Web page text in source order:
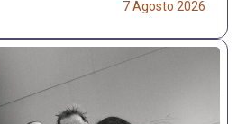
7 Agosto 2026